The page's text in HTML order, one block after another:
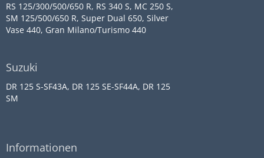
RS 125/300/500/650 R, RS 340 S, MC 250 S,
SM 125/500/650 R, Super Dual 650, Silver
Vase 440, Gran Milano/Turismo 440
Suzuki
DR 125 S-SF43A, DR 125 SE-SF44A, DR 125
SM
Informationen